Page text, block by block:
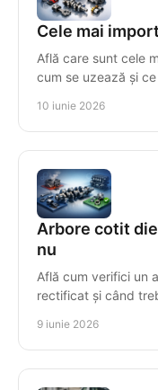
Cele mai
Află care sunt cele
cum se uzează și
10 iunie 2026
Arbore cotit
nu
Află cum verifici un
rectificat și când
9 iunie 2026